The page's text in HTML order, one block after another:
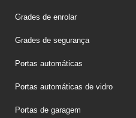
Grades de enrolar
Grades de segurança
Portas automáticas
Portas automáticas de vidro
Portas de garagem